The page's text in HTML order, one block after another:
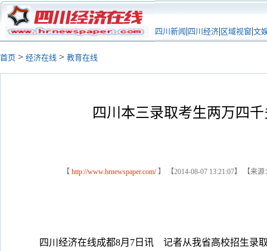
四川新闻 | 四川经济| 区域视窗|文
首页 > 经济在线 > 教育在线
四川本三录取考生两万四
【http://www.hrnewspaper.com/】 【2014-08-07 13:21:07】 【来源
四川经济在线成都8月7日讯 记者从我省高校招生录取